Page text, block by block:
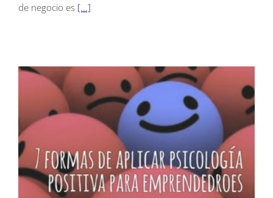
de negocio es [...]